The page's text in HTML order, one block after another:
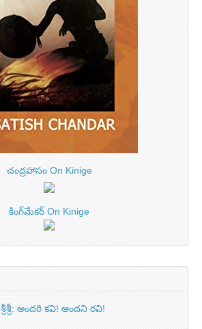
చంద్రహాసం On Kinige
కింగ్‌మేకర్ On Kinige
శ్రీశ్రీ: అందరి కవి! అందని రవి!